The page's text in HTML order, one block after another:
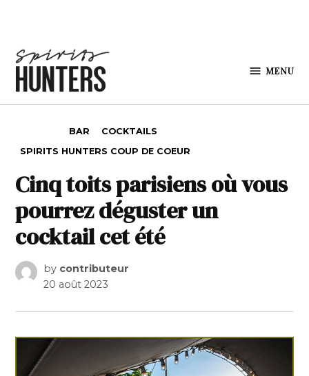
MENU
BAR
COCKTAILS
SPIRITS HUNTERS COUP DE COEUR
Cinq toits parisiens où vous
pourrez déguster un
cocktail cet été
by contributeur
20 août 2023